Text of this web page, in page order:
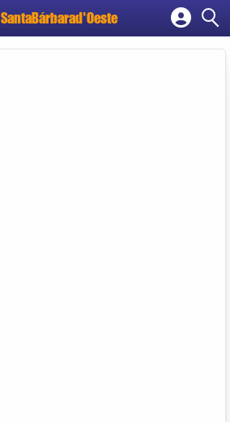
SantaBárbarad'Oeste
Cadastrar empresa